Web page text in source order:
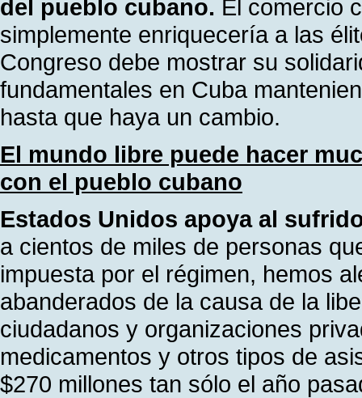
del pueblo cubano. El comercio
simplemente enriquecería a las
Congreso debe mostrar su
fundamentales en Cuba
hasta que haya un cambio.
El mundo libre puede hacer
con el pueblo cubano
Estados Unidos apoya al
a cientos de miles de personas
impuesta por el régimen, hemos
abanderados de la causa de la
ciudadanos y organizaciones
medicamentos y otros tipos de
$270 millones tan sólo el año